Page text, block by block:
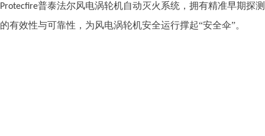
Protecfire普泰法尔风电涡轮机自动灭火系统，拥有精准早期探
的有效性与可靠性，为风电涡轮机安全运行撑起“安全伞”。